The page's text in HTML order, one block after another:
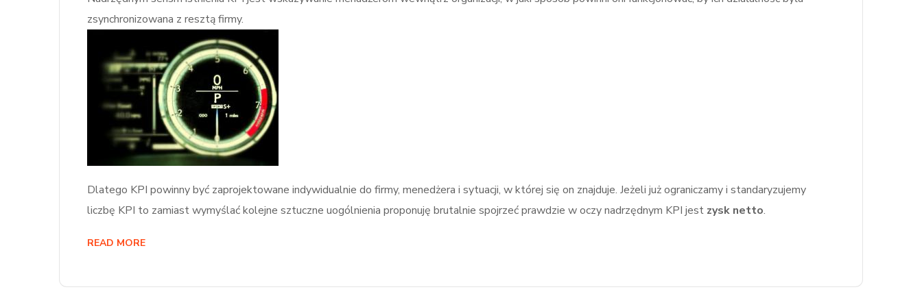
zsynchronizowana z resztą firmy.
Dlatego KPI powinny być zaprojektowane indywidualnie do firmy, menedżera i sytuacji, w której się on znajduje. Jeżeli już ograniczamy i standaryzujemy
liczbę KPI to zamiast wymyślać kolejne sztuczne uogólnienia proponuję brutalnie spojrzeć prawdzie w oczy nadrzędnym KPI jest zysk netto.
READ MORE